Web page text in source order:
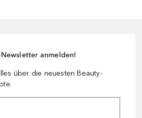
anmelden!
über die neuesten Beauty-